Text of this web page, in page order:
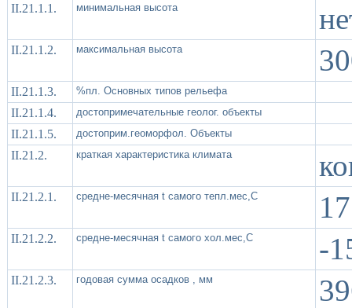
II.21.1.1. минимальная высота
II.21.1.2. максимальная высота
II.21.1.3. %пл. Основных типов рельефа
II.21.1.4. достопримечательные геолог. объекты
II.21.1.5. достоприм.геоморфол. Объекты
II.21.2. краткая характеристика климата
II.21.2.1. средне-месячная t самого тепл.мес,С
II.21.2.2. средне-месячная t самого хол.мес,С -
II.21.2.3. годовая сумма осадков , мм